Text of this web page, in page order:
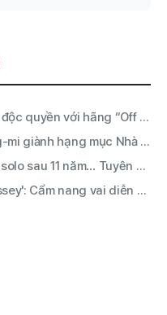
Lee Dae-hwi chốt hợp đồng độc quyền với hãng “Off The Record” trực thuộc Wake One… mở màn chặng đường solo thứ 2 với vai trò nghệ sĩ toàn năng
'Hanran' đạo diễn Ha Myung-mi giành hạng mục Nhà sản xuất Bechdelian của năm, làm nóng Nhà hát Điện ảnh của Seoul trong năm nay
MIMI (Oh My Girl) phát hành solo sau 11 năm… Tuyên bố mạnh mẽ với đĩa đơn đầu tay “Bish Bash Bosh”
20 nhân vật chính của 'Odyssey': Cẩm nang vai diễn và dàn cast